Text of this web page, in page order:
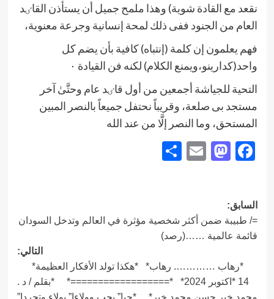
نقعد مع القادة شوية) وهذا ملمح جميل أن يستأذن القاٸد
العام من الجنود ففی ذلك لمحة إنسانية وجرعة معنوية،
فهم يعلمون إن كلمة (إنتباه) كافية بأن يضم كل
واحد(كدارينو،ويمنع الكلام) لكنه فن القيادة ٠
التحية للجياشة أجمعين من أول قاٸد عام وحتَّیٰ آخر
مستجد بی صلعة، وقريباً نحتفل جميعاً بالنصر المبين
المستحق، وما النصر إلَّا من عند الله
Facebook
Mastodon
Email
تصفّح
المقالات
السابق:
=/ طبيبة ضمن أكثر شخصية مؤثرة في العالم وتدخل السودان
قائمة عالمية ……(رصد)
التالي:
*رهاب …………. رهاب* *هكذا تولد الأفكار العظيمة*
14 *اكتوبر 2024* *==================* *بقلم / د .